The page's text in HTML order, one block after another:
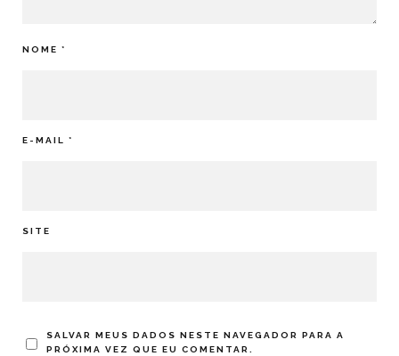
NOME *
E-MAIL *
SITE
SALVAR MEUS DADOS NESTE NAVEGADOR PARA A
PRÓXIMA VEZ QUE EU COMENTAR.